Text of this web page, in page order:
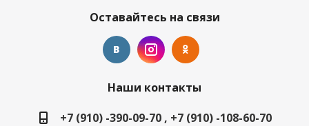
Оставайтесь на связи
Наши контакты
+7 (910) -390-09-70 , +7 (910) -108-60-70